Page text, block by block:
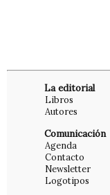
La editorial
Libros
Autores
Comunicación
Agenda
Contacto
Newsletter
Logotipos